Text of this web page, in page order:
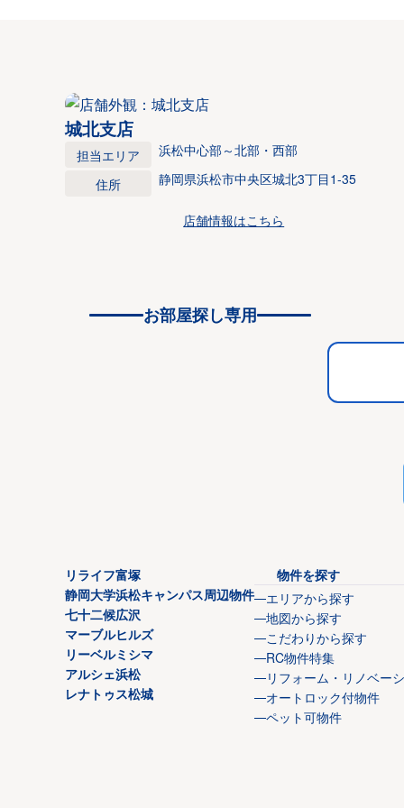
城北支店
担当エリア
浜松中心部～北部・西部
住所
静岡県浜松市中央区城北3丁目1-35
店舗情報はこちら
お部屋探し専用
リライフ富塚
静岡大学浜松キャンパス周辺物件
七十二候広沢
マーブルヒルズ
リーベルミシマ
アルシェ浜松
レナトゥス松城
物件を探す
エリアから探す
地図から探す
こだわりから探す
RC物件特集
リフォーム・リノベー
オートロック付物件
ペット可物件